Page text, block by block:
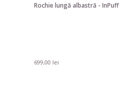
Rochie lungă albastră - InPuff
699,00 lei